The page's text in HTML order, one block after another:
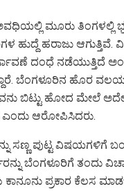
ಮೂರು ತಿಂಗಳಲ್ಲಿ
ಹುದ್ದೆ ಹರಾಜು ಆಗುತ್ತಿವೆ.
ದಂಧೆ ನಡೆಯುತ್ತಿದೆ
ಬೆಂಗಳೂರಿನ ಹೊರ
ಬಿಟ್ಟು ಹೋದ ಮೇಲೆ ಅದೇ
ಆರೋಪಿಸಿದರು.
ಸಣ್ಣ ಪುಟ್ಟ ವಿಷಯಗಳಿಗೆ
ಬೆಂಗಳೂರಿಗೆ ತಂದು
ಪ್ರಕಾರ ಕೆಲಸ